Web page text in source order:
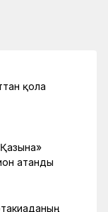
қола
атанды